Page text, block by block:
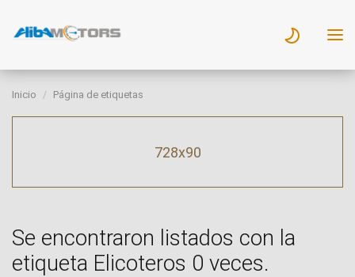
Inicio Página de etiquetas
728x90
Se encontraron listados con la
etiqueta Elicoteros 0 veces.